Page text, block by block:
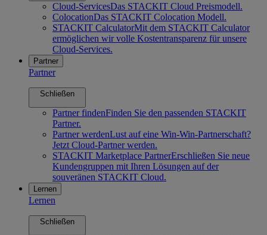
Cloud-ServicesDas STACKIT Cloud Preismodell.
ColocationDas STACKIT Colocation Modell.
STACKIT CalculatorMit dem STACKIT Calculator
ermöglichen wir volle Kostentransparenz für unsere
Cloud-Services.
Partner
Partner
Schließen
Partner findenFinden Sie den passenden STACKIT
Partner.
Partner werdenLust auf eine Win-Win-Partnerschaft?
Jetzt Cloud-Partner werden.
STACKIT Marketplace PartnerErschließen Sie neue
Kundengruppen mit Ihren Lösungen auf der
souveränen STACKIT Cloud.
Lernen
Lernen
Schließen